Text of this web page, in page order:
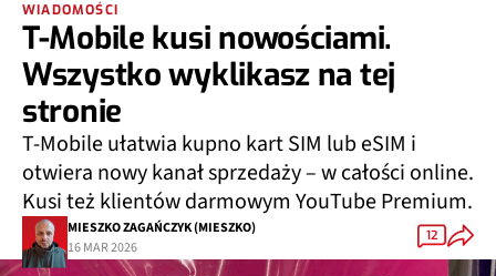
WIADOMOŚCI
T-Mobile kusi nowościami.
Wszystko wyklikasz na tej
stronie
T-Mobile ułatwia kupno kart SIM lub eSIM i
otwiera nowy kanał sprzedaży – w całości online.
Kusi też klientów darmowym YouTube Premium.
MIESZKO ZAGAŃCZYK (MIESZKO)
16 MAR 2026
12